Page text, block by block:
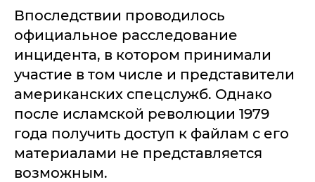
Впоследствии проводилось
официальное расследование
инцидента, в котором принимали
участие в том числе и представители
американских спецслужб. Однако
после исламской революции 1979
года получить доступ к файлам с его
материалами не представляется
возможным.